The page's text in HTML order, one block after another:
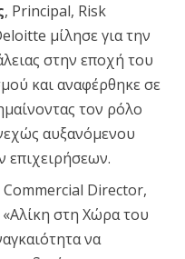
, Principal, Risk
μίλησε για την
στην εποχή του
και αναφέρθηκε σε
τον ρόλο
αυξανόμενου
επιχειρήσεων.
Commercial Director,
«Αλίκη στη Χώρα του
να